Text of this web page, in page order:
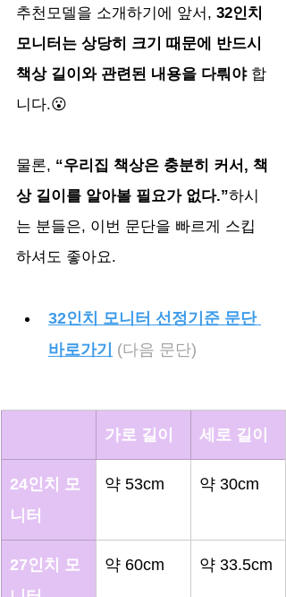
추천모델을 소개하기에 앞서, 32인치
모니터는 상당히 크기 때문에 반드시
책상 길이와 관련된 내용을 다뤄야 합
니다.😮
물론, “우리집 책상은 충분히 커서, 책
상 길이를 알아볼 필요가 없다.”하시
는 분들은, 이번 문단을 빠르게 스킵
하셔도 좋아요.
32인치 모니터 선정기준 문단
바로가기
(다음 문단)
가로 길이 세로 길이
24인치 모
니터
약 53cm 약 30cm
27인치 모
약 60cm 약 33.5cm